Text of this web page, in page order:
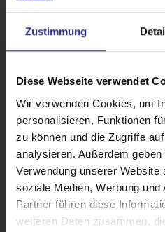
Zustimmung
Diese Webseite verwendet
Wir verwenden Cookies, um
personalisieren, Funktionen
zu können und die Zugriffe
analysieren. Außerdem
Verwendung unserer Website
soziale Medien, Werbung
Partner führen diese
weiteren Daten zusammen,
7 m²
Bedienung
Führung
optional, seitlich mit Seil
Anwendungsbereich
Bildschirmarbeitsplätze,
Türen